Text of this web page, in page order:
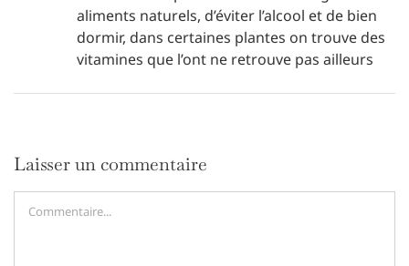
aliments naturels, d’éviter l’alcool et de bien
dormir, dans certaines plantes on trouve des
vitamines que l’ont ne retrouve pas ailleurs
Laisser un commentaire